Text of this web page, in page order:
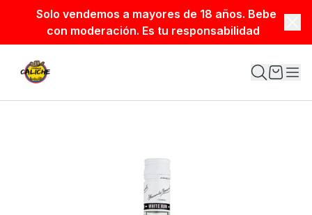
Solo vendemos a mayores de 18 años. Bebe
con moderación. Es tu responsabilidad